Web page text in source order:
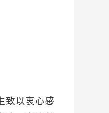
致以衷心感